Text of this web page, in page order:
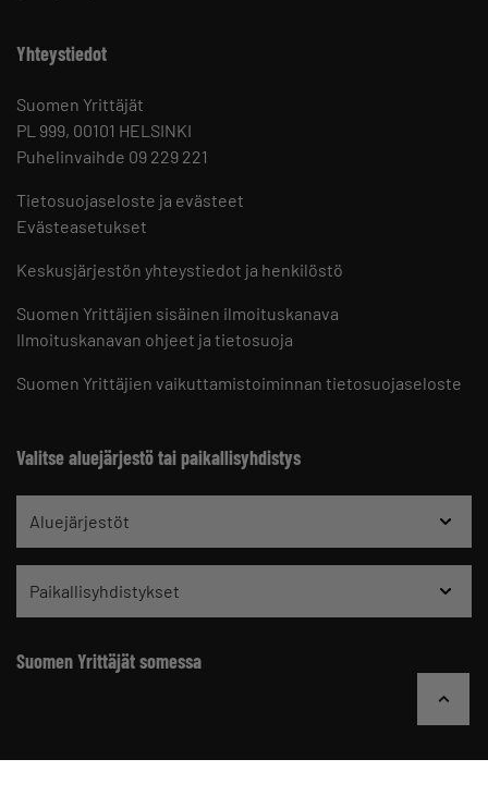
Yhteystiedot
Suomen Yrittäjät
PL 999, 00101 HELSINKI
Puhelinvaihde 09 229 221
Tietosuojaseloste ja evästeet
Evästeasetukset
Keskusjärjestön yhteystiedot ja henkilöstö
Suomen Yrittäjien sisäinen ilmoituskanava
Ilmoituskanavan ohjeet ja tietosuoja
Suomen Yrittäjien vaikuttamistoiminnan tietosuojaseloste
Valitse aluejärjestö tai paikallisyhdistys
Aluejärjestöt
Paikallisyhdistykset
Suomen Yrittäjät somessa